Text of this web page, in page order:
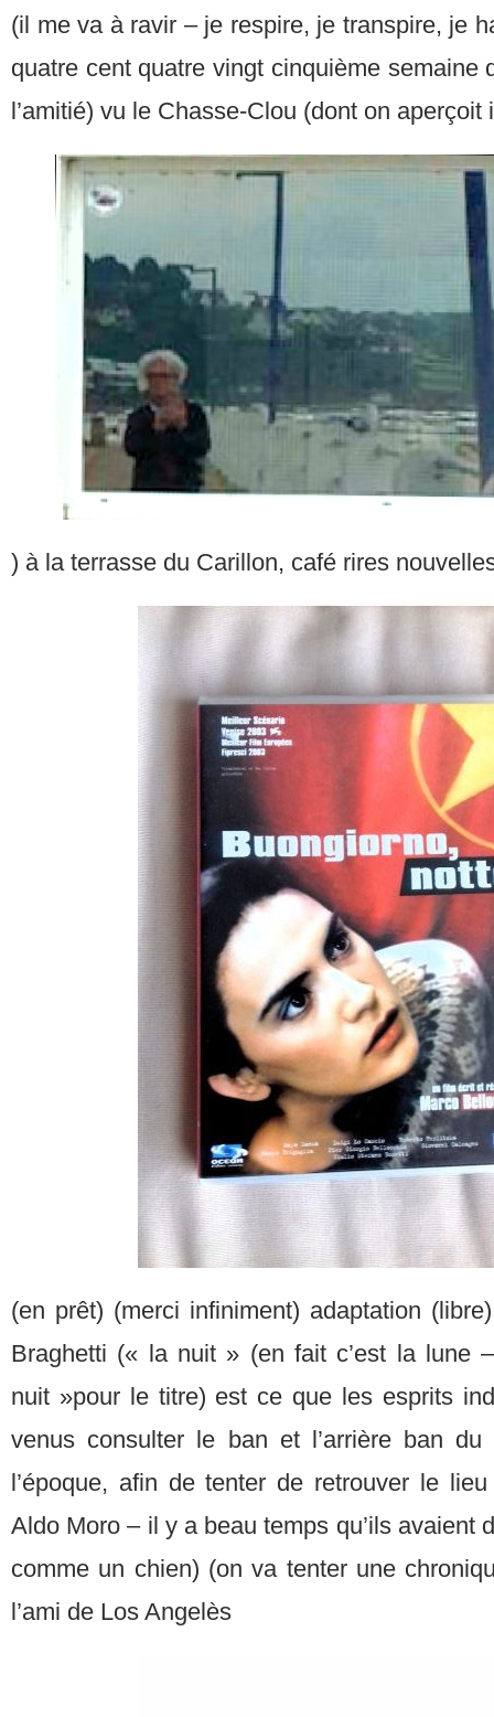
(il me va à ravir – je respire, je transpire, je
quatre cent quatre vingt cinquième semaine
l’amitié) vu le Chasse-Clou (dont on
) à la terrasse du Carillon, café rires
(en prêt) (merci infiniment) adaptation
Braghetti (« la nuit » (en fait c’est la lune
nuit »pour le titre) est ce que les esprits
venus consulter le ban et l’arrière ban du
l’époque, afin de tenter de retrouver le
Aldo Moro – il y a beau temps qu’ils avaient
comme un chien) (on va tenter une
l’ami de Los Angelès